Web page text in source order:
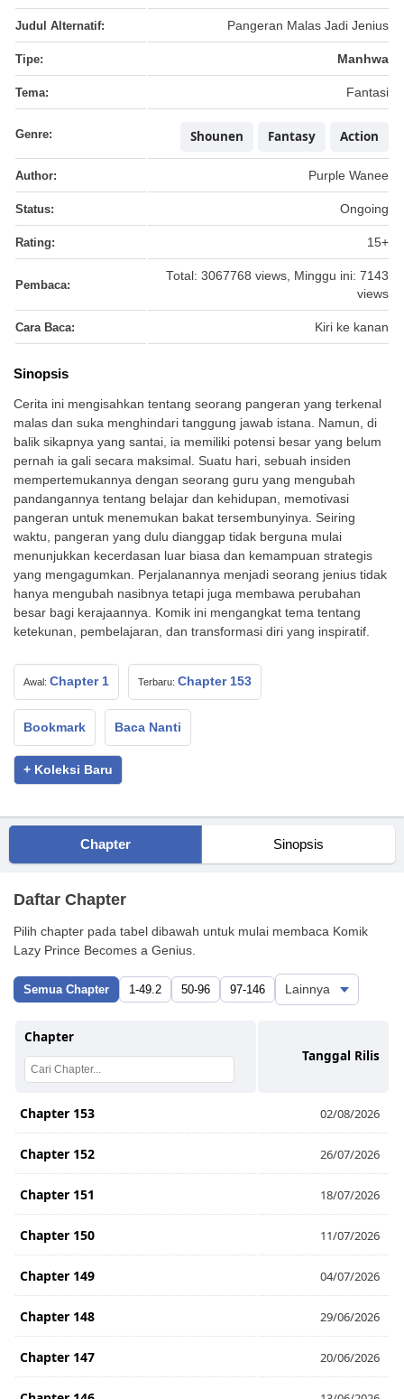
Judul Alternatif: Pangeran Malas Jadi Jenius
Tipe: Manhwa
Tema: Fantasi
Genre: Action
Fantasy
Shounen
Author: Purple Wanee
Status: Ongoing
Rating: 15+
Pembaca:
Total: 3067768 views, Minggu ini: 7143
views
Cara Baca: Kiri ke kanan
Sinopsis
Cerita ini mengisahkan tentang seorang pangeran yang terkenal
malas dan suka menghindari tanggung jawab istana. Namun, di
balik sikapnya yang santai, ia memiliki potensi besar yang belum
pernah ia gali secara maksimal. Suatu hari, sebuah insiden
mempertemukannya dengan seorang guru yang mengubah
pandangannya tentang belajar dan kehidupan, memotivasi
pangeran untuk menemukan bakat tersembunyinya. Seiring
waktu, pangeran yang dulu dianggap tidak berguna mulai
menunjukkan kecerdasan luar biasa dan kemampuan strategis
yang mengagumkan. Perjalanannya menjadi seorang jenius tidak
hanya mengubah nasibnya tetapi juga membawa perubahan
besar bagi kerajaannya. Komik ini mengangkat tema tentang
ketekunan, pembelajaran, dan transformasi diri yang inspiratif.
Awal: Chapter 1 Terbaru: Chapter 153
Bookmark Baca Nanti
+ Koleksi Baru
Chapter Sinopsis
Daftar Chapter
Pilih chapter pada tabel dibawah untuk mulai membaca Komik
Lazy Prince Becomes a Genius.
Semua Chapter 1-49.2 50-96 97-146
Chapter
Tanggal Rilis
Chapter 153 02/08/2026
Chapter 152 26/07/2026
Chapter 151 18/07/2026
Chapter 150 11/07/2026
Chapter 149 04/07/2026
Chapter 148 29/06/2026
Chapter 147 20/06/2026